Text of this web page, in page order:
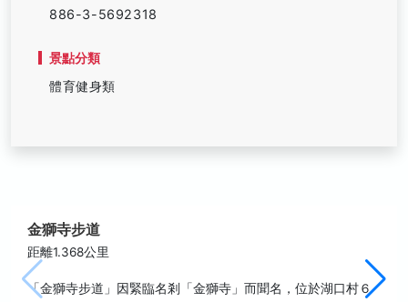
886-3-5692318
景點分類
體育健身類
金獅寺步道
距離1.368公里
「金獅寺步道」因緊臨名剎「金獅寺」而聞名，位於湖口村６